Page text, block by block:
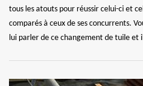
tous les atouts pour réussir celui-ci et
comparés à ceux de ses concurrents.
lui parler de ce changement de tuile et